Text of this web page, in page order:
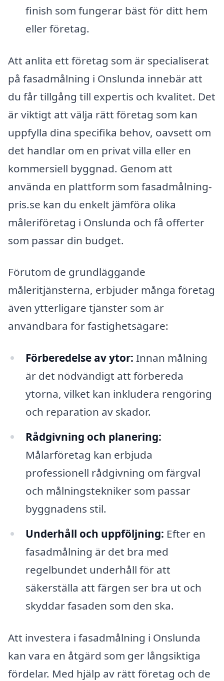
finish som fungerar bäst för ditt hem
eller företag.
Att anlita ett företag som är specialiserat
på fasadmålning i Onslunda innebär att
du får tillgång till expertis och kvalitet. Det
är viktigt att välja rätt företag som kan
uppfylla dina specifika behov, oavsett om
det handlar om en privat villa eller en
kommersiell byggnad. Genom att
använda en plattform som fasadmålning-
pris.se kan du enkelt jämföra olika
måleriföretag i Onslunda och få offerter
som passar din budget.
Förutom de grundläggande
måleritjänsterna, erbjuder många företag
även ytterligare tjänster som är
användbara för fastighetsägare:
Förberedelse av ytor: Innan målning
är det nödvändigt att förbereda
ytorna, vilket kan inkludera rengöring
och reparation av skador.
Rådgivning och planering:
Målarföretag kan erbjuda
professionell rådgivning om färgval
och målningstekniker som passar
byggnadens stil.
Underhåll och uppföljning: Efter en
fasadmålning är det bra med
regelbundet underhåll för att
säkerställa att färgen ser bra ut och
skyddar fasaden som den ska.
Att investera i fasadmålning i Onslunda
kan vara en åtgärd som ger långsiktiga
fördelar. Med hjälp av rätt företag och de